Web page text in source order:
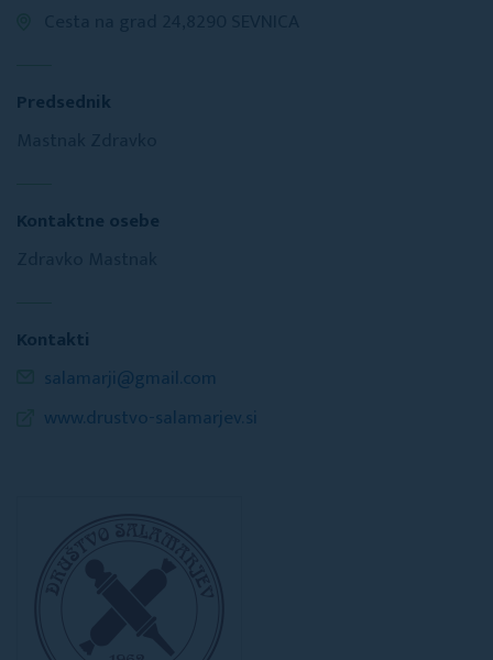
Predsednik
Kontaktne osebe
Kontakti
salamarji@gmail.com
www.drustvo-salamarjev.si